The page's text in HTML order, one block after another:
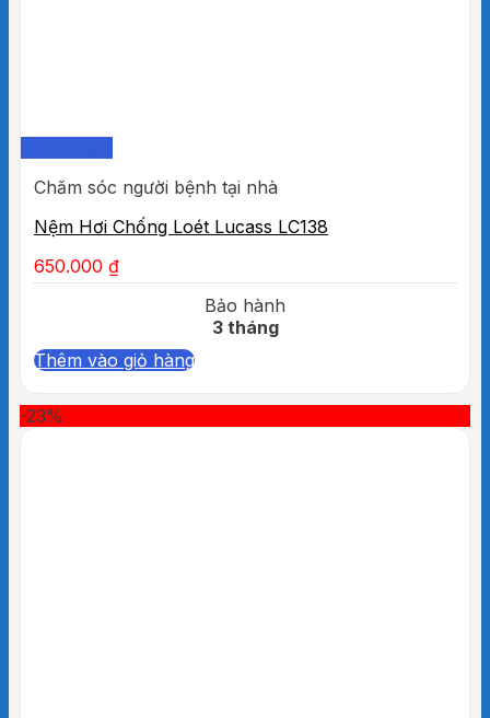
Chăm sóc người bệnh tại nhà
Nệm Hơi Chống Loét Lucass LC138
650.000 ₫
Bảo hành
3 tháng
Thêm vào giỏ hàng
-23%